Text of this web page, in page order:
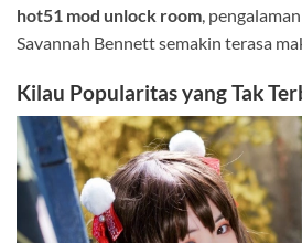
hot51 mod unlock room,
Savannah Bennett semakin terasa
Kilau Popularitas yang Tak